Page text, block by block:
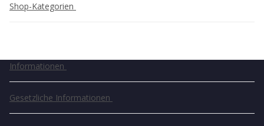
Shop-Kategorien
Informationen
Gesetzliche Informationen